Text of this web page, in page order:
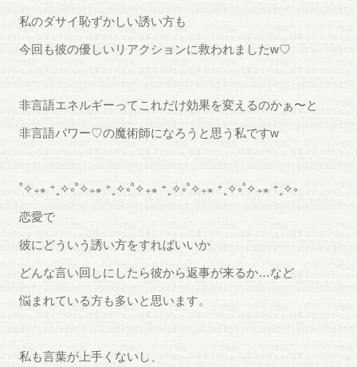
私のダサイ恥ずかしい誘い方も
今回も彼の優しいリアクションに救われましたw♡
非言語エネルギーってこれだけ効果を変えるのかぁ〜と
非言語パワー♡の魔術師になろうと思う私ですw
˚✧₊⁎ ⁺˳✧༚˚✧₊⁎ ⁺˳✧༚˚✧₊⁎ ⁺˳✧༚˚✧₊⁎ ⁺˳✧༚˚✧₊⁎ ⁺˳✧༚
恋愛で
彼にどういう誘い方をすればいいか
どんな言い回しにしたら彼から返事が来るか…など
悩まれている方も多いと思います。
私も言葉が上手くないし、